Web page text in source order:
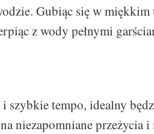
Gubiąc się w
z wody pełnymi
szybkie tempo, idealny
niezapomniane przeżycia i